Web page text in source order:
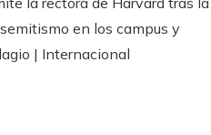
en los campus y
| Internacional